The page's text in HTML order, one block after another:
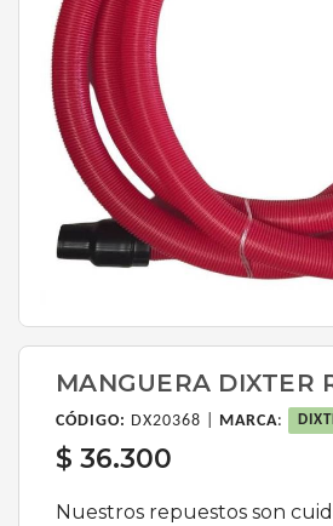
MANGUERA DIXTER
CÓDIGO: DX20368 | MARCA:
$ 36.300
Nuestros repuestos son